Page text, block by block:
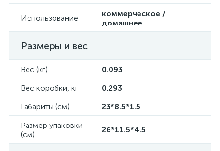
Использование
коммерческое /
домашнее
Размеры и вес
Вес (кг)
0.093
Вес коробки, кг
0.293
Габариты (см)
23*8.5*1.5
Размер упаковки
(см)
26*11.5*4.5